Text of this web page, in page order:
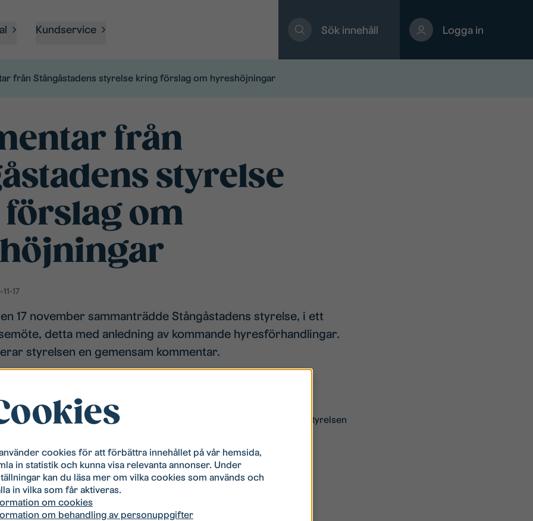
Kundservice Sök innehåll Logga in
från Stångåstadens styrelse kring förslag om hyreshöjningar
från
styrelse
om
17
17 november sammanträdde Stångåstadens styrelse, i ett
detta med anledning av kommande hyresförhandlingar.
styrelsen en gemensam kommentar.
har beslutat att inleda diskussion om hyresförhandlingar inför 2021. Styrelsen
förslag om begäran att avstå från att kalla till hyresförhandling för
Stångåstaden, telefon 070-619 04 55
Stångåstaden, telefon 070-551 57 76
cookies för att förbättra innehållet på vår hemsida,
in statistik och kunna visa relevanta annonser. Under
kan du läsa mer om vilka cookies som används och
in vilka som får aktiveras.
om cookies
om behandling av personuppgifter